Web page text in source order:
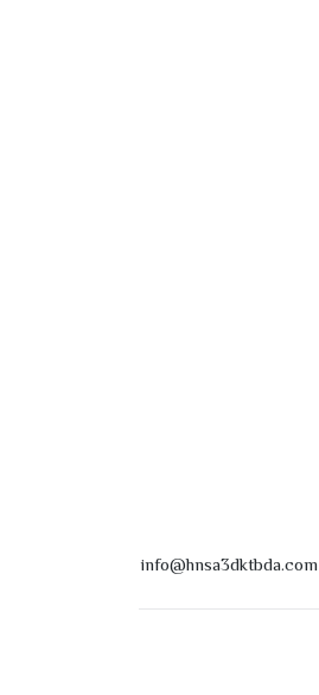
info@hnsa3dktbda.com